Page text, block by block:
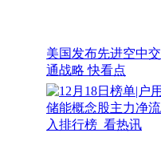
美国发布先进空中交
通战略 快看点